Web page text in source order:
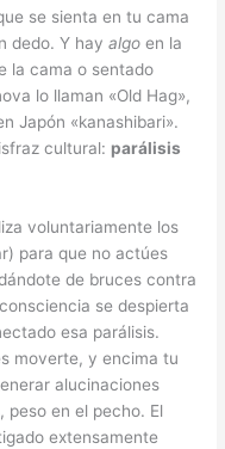
se sienta en tu cama
dedo. Y hayalgo en la
la cama o sentado
lo llaman «Old Hag»,
Japón «kanashibari».
cultural: parálisis
voluntariamente los
para que no actúes
de bruces contra
se despierta
esa parálisis.
moverte, y encima tu
alucinaciones
peso en el pecho. El
extensamente